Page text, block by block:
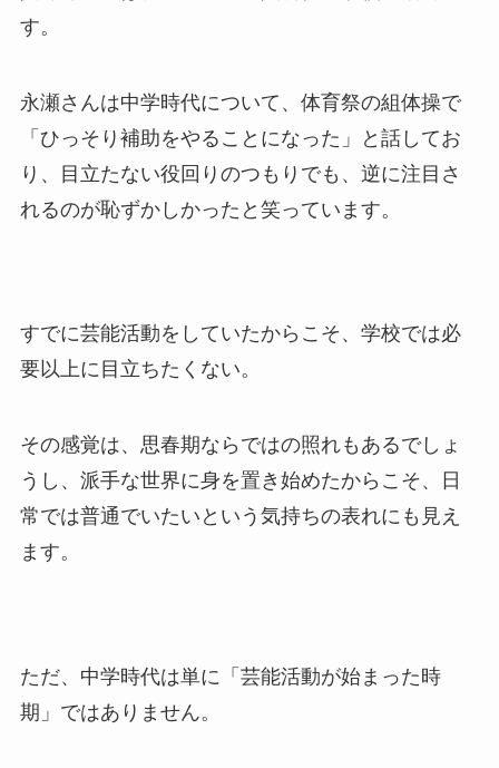
す。
永瀬さんは中学時代について、体育祭の組体操で
「ひっそり補助をやることになった」と話してお
り、目立たない役回りのつもりでも、逆に注目さ
れるのが恥ずかしかったと笑っています。
すでに芸能活動をしていたからこそ、学校では必
要以上に目立ちたくない。
その感覚は、思春期ならではの照れもあるでしょ
うし、派手な世界に身を置き始めたからこそ、日
常では普通でいたいという気持ちの表れにも見え
ます。
ただ、中学時代は単に「芸能活動が始まった時
期」ではありません。